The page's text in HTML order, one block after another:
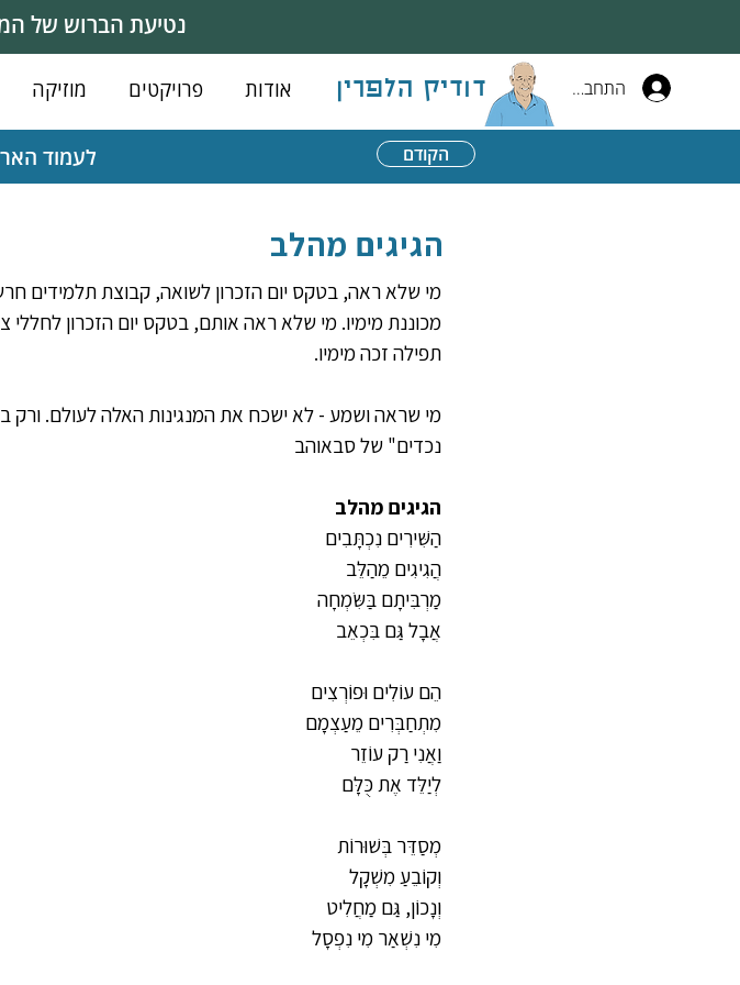
נטיעת הברוש של
אודות פרויקטים מוזיקה דודיק הלפרין התחברות
לעמוד הקודם
הגיגים מהלב
מי שלא ראה, בטקס יום הזכרון לשואה, קבוצת
מכוננת מימיו. מי שלא ראה אותם, בטקס יום הזכרון
תפילה זכה מימיו.
מי שראה ושמע - לא ישכח את המנגינות האלה לעולם. ורק
נכדים" של סבאוהב
הגיגים מהלב
הַשִּׁירִים נִכְתָּבִים
הֲגִיגִים מֵהַלֵּב
מַרְבִּיתָם בַּשִּׂמְחָה
אֲבָל גַּם בִּכְאֵב
הֵם עוֹלִים וּפוֹרְצִים
מִתְחַבְּרִים מֵעַצְמָם
וַאֲנִי רַק עוֹזֵר
לְיַלֵּד אֶת כֻּלָּם
מְסַדֵּר בְּשׁוּרוֹת
וְקוֹבֵעַ מִשְׁקָל
וְנָכוֹן, גַּם מַחֲלִיט
מִי נִשְׁאַר מִי נִפְסָל